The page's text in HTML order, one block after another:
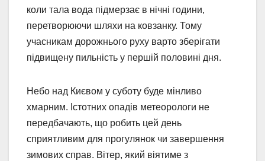
коли тала вода підмерзає в нічні години,
перетворюючи шляхи на ковзанку. Тому
учасникам дорожнього руху варто зберігати
підвищену пильність у першій половині дня.
Небо над Києвом у суботу буде мінливо
хмарним. Істотних опадів метеорологи не
передбачають, що робить цей день
сприятливим для прогулянок чи завершення
зимових справ. Вітер, який віятиме з